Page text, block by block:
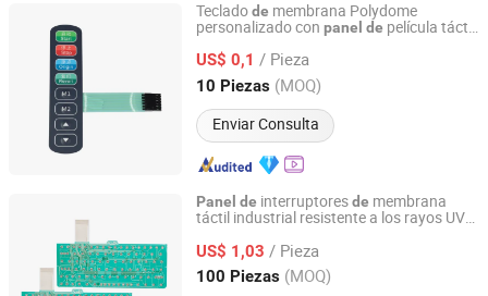
Tecladode membrana Polydome
personalizado con panel de película táctil
US$ 0,1 / Pieza
10 Piezas (MOQ)
Enviar Consulta
Kay-EE Membrane Keyboard Switch Co., Ltd.
Guangdong, China Desde 2017
Panel de interruptoresde membrana
táctil industrial resistente a los rayos UV
US$ 1,03 / Pieza
100 Piezas (MOQ)
Xiamen Xinbixi Electronic Technology Co., Ltd
Fujian, China Desde 2024